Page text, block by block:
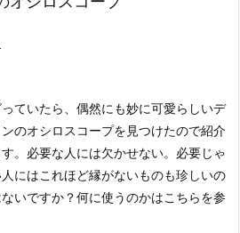
ていたら、偶然にも妙に可愛らしいデ
のオシロスコープを見つけたので紹介
。 必要な人には欠かせない。 必要じゃ
にはこれほど縁がないものも珍しいの
いですか？何に使うのかはこちらを参